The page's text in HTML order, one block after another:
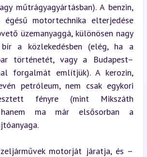
műtrágyagyártásban). A benzin,
motortechnika elterjedése
üzemanyaggá, különösen nagy
a közlekedésben (elég, ha a
történetét, vagy a Budapest–
forgalmát említjük). A kerozin,
petróleum, nem csak egykori
fényre (mint Mikszáth
hanem ma már elsősorban a
motorját járatja, és –